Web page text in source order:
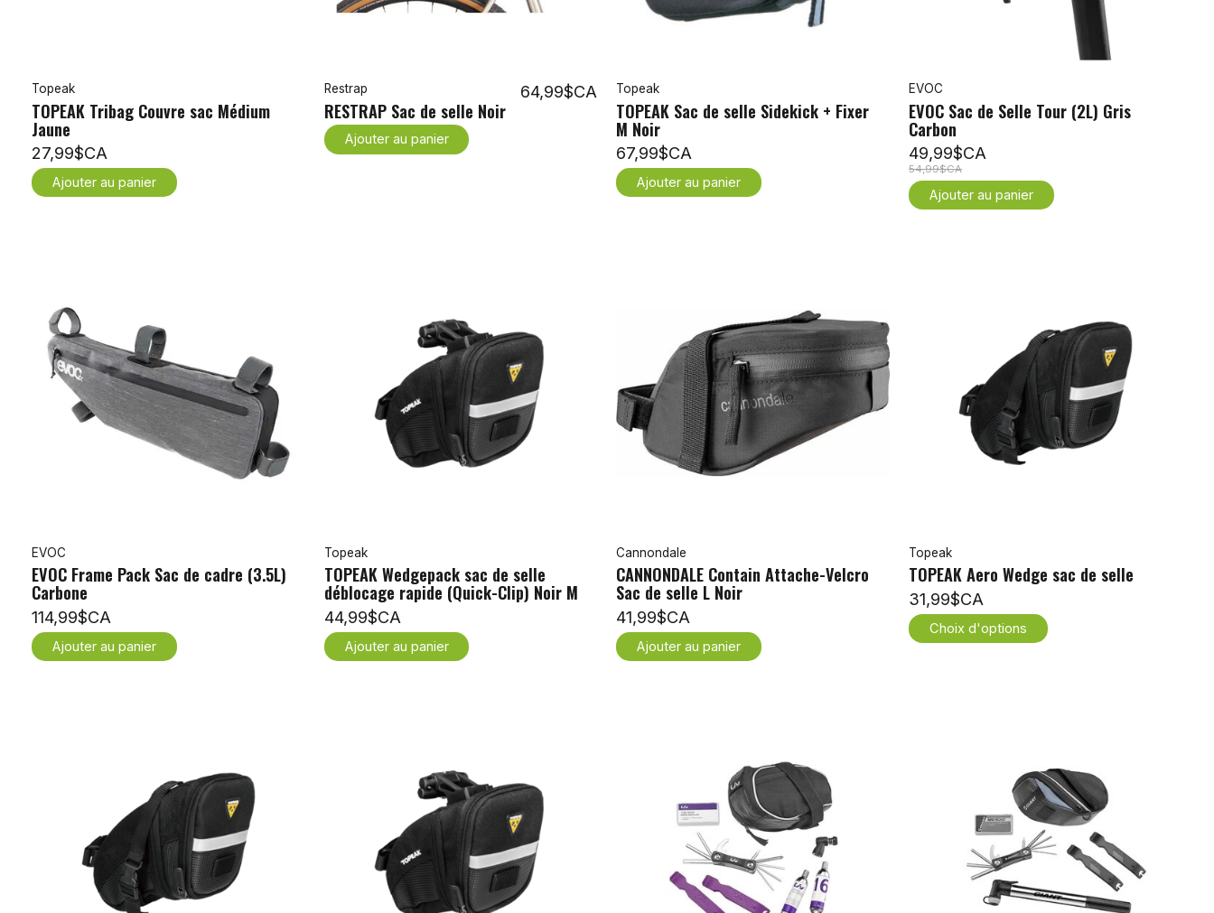
Topeak
TOPEAK Tribag Couvre sac Médium
Jaune
27,99$CA
Ajouter au panier
Restrap
RESTRAP Sac de selle Noir
64,99$CA
Ajouter au panier
Topeak
TOPEAK Sac de selle Sidekick + Fixer
M Noir
67,99$CA
Ajouter au panier
EVOC
EVOC Sac de Selle Tour (2L) Gris
Carbon
49,99$CA
54,99$CA
Ajouter au panier
EVOC
EVOC Frame Pack Sac de cadre (3.5L)
Carbone
114,99$CA
Ajouter au panier
Topeak
TOPEAK Wedgepack sac de selle
déblocage rapide (Quick-Clip) Noir M
44,99$CA
Ajouter au panier
Cannondale
CANNONDALE Contain Attache-Velcro
Sac de selle L Noir
41,99$CA
Ajouter au panier
Topeak
TOPEAK Aero Wedge sac de selle
31,99$CA
Choix d'options